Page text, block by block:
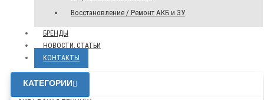
Восстановление / Ремонт АКБ и ЗУ
БРЕНДЫ
НОВОСТИ, СТАТЬИ
КОНТАКТЫ
КАТЕГОРИИ